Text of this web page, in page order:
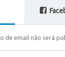
de email não será